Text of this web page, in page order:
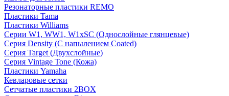
Резонаторные пластики REMO
Пластики Tama
Пластики Williams
Серии W1, WW1, W1xSC (Однослойные глянцевые)
Серия Density (C напылением Coated)
Серия Target (Двухслойные)
Серия Vintage Tone (Кожа)
Пластики Yamaha
Кевларовые сетки
Сетчатые пластики 2BOX